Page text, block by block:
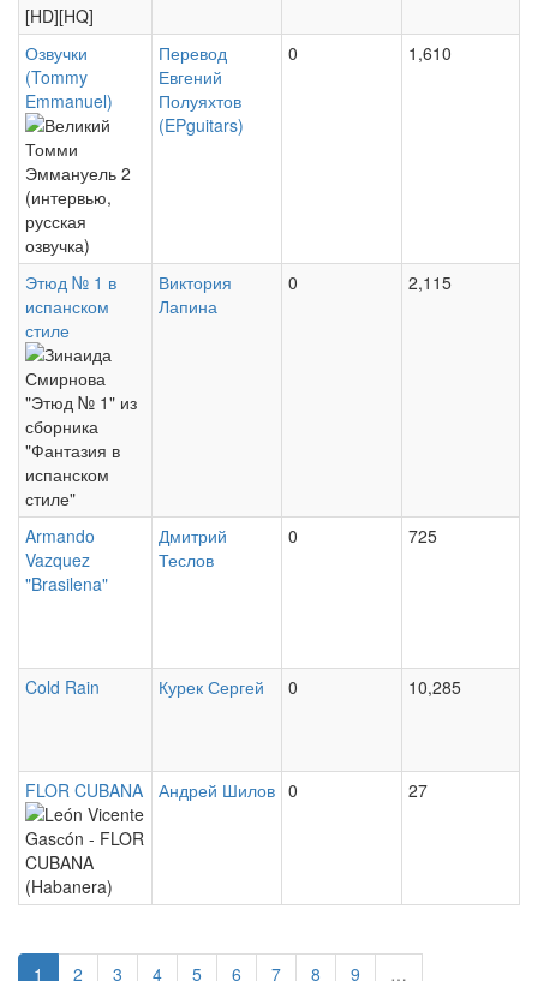
Dance)
Japan
|
Marek
PASIECZNY
from
TRAVELS
[HD]
[HQ]
Озвучки
(Tommy
Emmanuel)
Великий
Томми
Эммануель
2
(интервью,
русская
озвучка)
Перевод
Евгений
Полуяхтов
(EPguitars)
0 1,610
Этюд № 1 в
испанском
стиле
Зинаида
Смирнова
"Этюд
№
1"
из
сборника
в
стиле"
Виктория
Лапина
0 2,115
Armando
Vazquez
"Brasilena"
Дмитрий
Теслов
0 725
Cold Rain Курек Сергей 0 10,285
FLOR CUBANA
León
Vicente
Gasсón
-
Андрей Шилов 0 27
1 2 3 4 5 6 7 8 9 …